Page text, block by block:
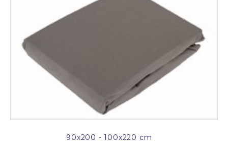
90x200 - 100x220 cm